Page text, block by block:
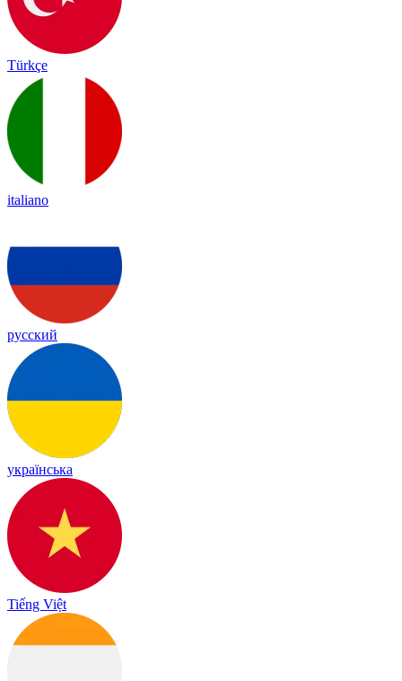
Türkçe
italiano
русский
українська
Tiếng Việt